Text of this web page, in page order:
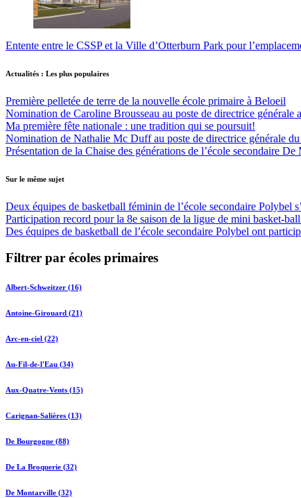
Entente entre le CSSP et la Ville d’Otterburn Park pour
Actualités : Les plus populaires
Première pelletée de terre de la nouvelle école primaire à Beloeil
Nomination de Caroline Brousseau au poste de directrice générale
Ma première fête nationale : une tradition qui se poursuit!
Nomination de Nathalie Mc Duff au poste de directrice générale
Présentation de la Chaise des générations de l’école secondaire De
Sur le même sujet
Deux équipes de basketball féminin de l’école secondaire Polybel
Participation record pour la 8e saison de la ligue de mini basket-
Des équipes de basketball de l’école secondaire Polybel ont
Filtrer par écoles primaires
Albert-Schweitzer (16)
Antoine-Girouard (21)
Arc-en-ciel (22)
Au-Fil-de-l'Eau (34)
Aux-Quatre-Vents (15)
Carignan-Salières (13)
De Bourgogne (88)
De La Broquerie (32)
De Montarville (32)